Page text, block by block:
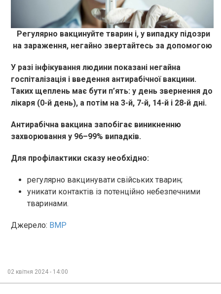
Регулярно вакцинуйте тварин і, у випадку підозри
на зараження, негайно звертайтесь за допомогою
У разі інфікування людини показані негайна
госпіталізація і введення антирабічної вакцини.
Таких щеплень має бути п’ять: у день звернення до
лікаря (0-й день), а потім на 3-й, 7-й, 14-й і 28-й дні.
Антирабічна вакцина запобігає виникненню
захворювання у 96–99% випадків.
Для профілактики сказу необхідно:
регулярно вакцинувати свійських тварин;
уникати контактів із потенційно небезпечними
тваринами.
Джерело: ВМР
02 квітня 2024 - 14:00